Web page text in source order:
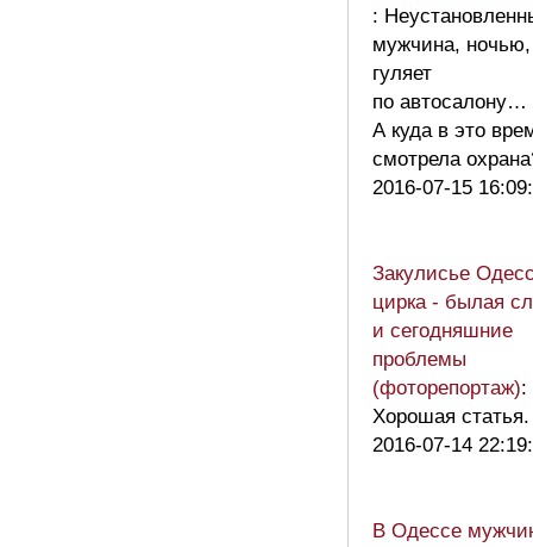
:
мужчина, ночью,
гуляет
по автосалону…
А куда в это
смотрела
2016-07-15
Закулисье
цирка - былая
и сегодняшние
проблемы
(фоторепортаж):
Хорошая статья.
2016-07-14
В Одессе